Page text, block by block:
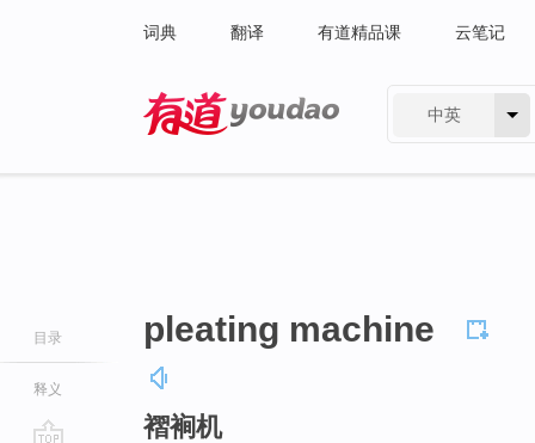
词典 翻译 有道精品课 云笔记
中英
目录
释义
pleating machine
褶裥机